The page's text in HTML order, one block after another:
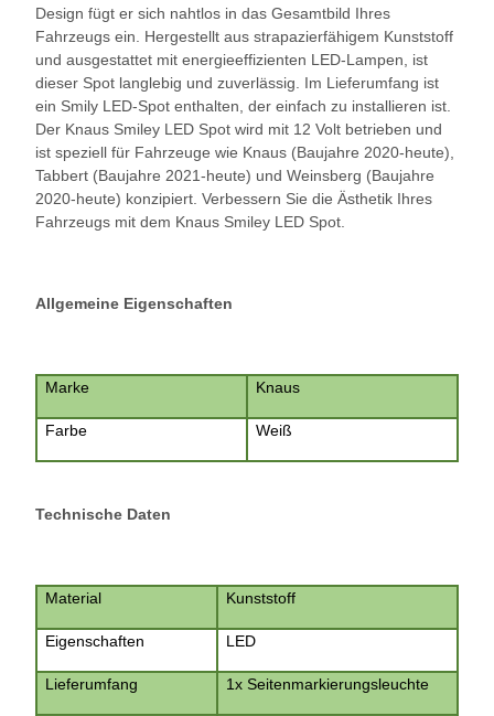
Design fügt er sich nahtlos in das Gesamtbild Ihres
Fahrzeugs ein. Hergestellt aus strapazierfähigem Kunststoff
und ausgestattet mit energieeffizienten LED-Lampen, ist
dieser Spot langlebig und zuverlässig. Im Lieferumfang ist
ein Smily LED-Spot enthalten, der einfach zu installieren ist.
Der Knaus Smiley LED Spot wird mit 12 Volt betrieben und
ist speziell für Fahrzeuge wie Knaus (Baujahre 2020-heute),
Tabbert (Baujahre 2021-heute) und Weinsberg (Baujahre
2020-heute) konzipiert. Verbessern Sie die Ästhetik Ihres
Fahrzeugs mit dem Knaus Smiley LED Spot.
Allgemeine Eigenschaften
Marke Knaus
Farbe Weiß
Technische Daten
Material Kunststoff
Eigenschaften LED
Lieferumfang 1x Seitenmarkierungsleuchte